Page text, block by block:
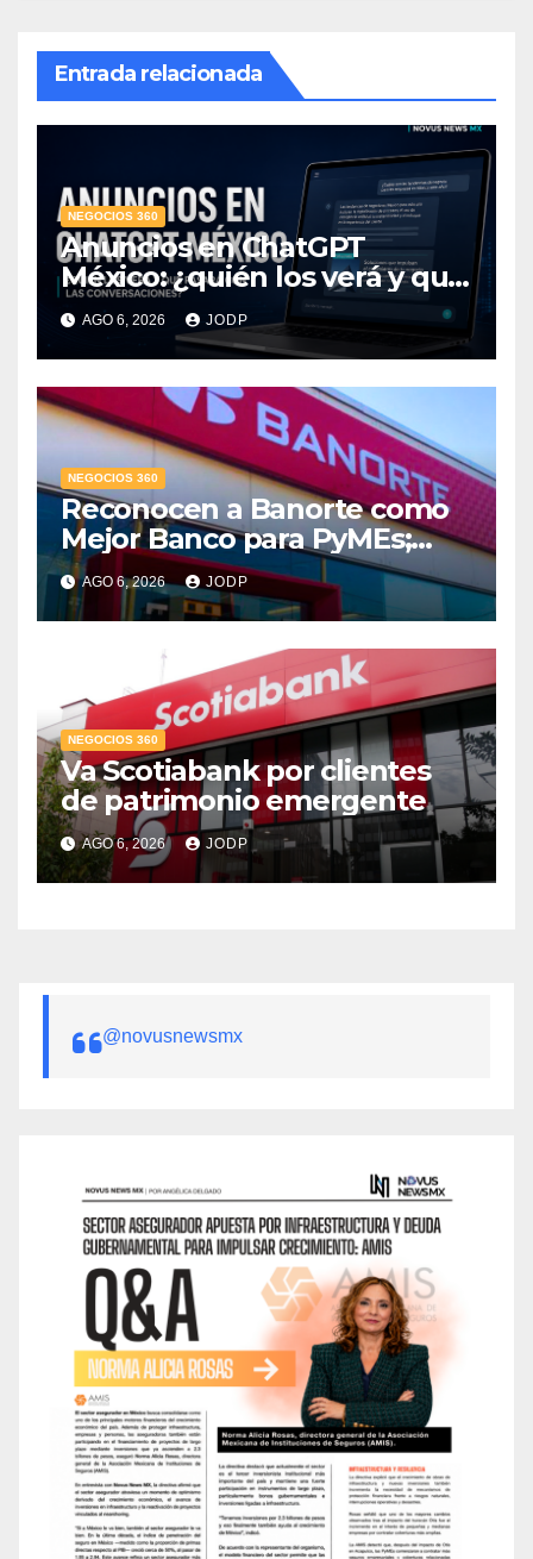
Entrada relacionada
NEGOCIOS 360
Anuncios en ChatGPT
México: ¿quién los verá y qué
pasará con las
conversaciones?
AGO 6, 2026 JODP
NEGOCIOS 360
Reconocen a Banorte como
Mejor Banco para PyMEs;
supera 14% del mercado
crediticio
AGO 6, 2026 JODP
NEGOCIOS 360
Va Scotiabank por clientes
de patrimonio emergente
AGO 6, 2026 JODP
@novusnewsmx